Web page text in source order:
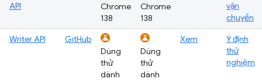
API
Chrome
138
Chrome
138
vận
chuyển
Writer API
GitHub
Dùng
thử
dành
Dùng
thử
dành
Xem
Ý định
thử
nghiệm